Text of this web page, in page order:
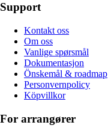
Support
Kontakt oss
Om oss
Vanlige spørsmål
Dokumentasjon
Önskemål & roadmap
Personvernpolicy
Köpvillkor
For arrangører